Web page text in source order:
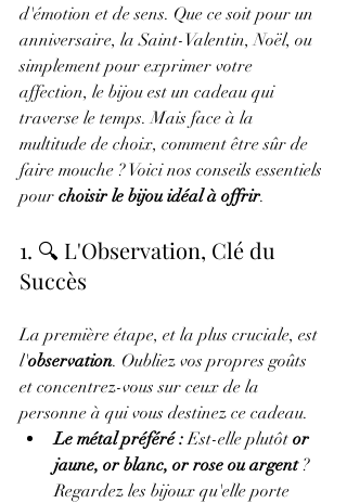
d'émotion et de sens. Que ce soit pour un
anniversaire, la Saint-Valentin, Noël, ou
simplement pour exprimer votre
affection, le bijou est un cadeau qui
traverse le temps. Mais face à la
multitude de choix, comment être sûr de
faire mouche ? Voici nos conseils essentiels
pour choisir le bijou idéal à offrir.
1. 🔍 L'Observation, Clé du
Succès
La première étape, et la plus cruciale, est
l'observation. Oubliez vos propres goûts
et concentrez-vous sur ceux de la
personne à qui vous destinez ce cadeau.
Le métal préféré : Est-elle plutôt or
jaune, or blanc, or rose ou argent ?
Regardez les bijoux qu'elle porte